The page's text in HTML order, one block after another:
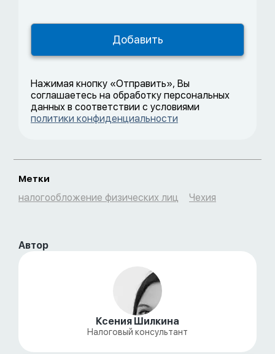
Нажимая кнопку «Отправить», Вы
соглашаетесь на обработку персональных
данных в соответствии с условиями
политики конфиденциальности
Метки
налогообложение физических лиц Чехия
Автор
Ксения Шилкина
Налоговый консультант